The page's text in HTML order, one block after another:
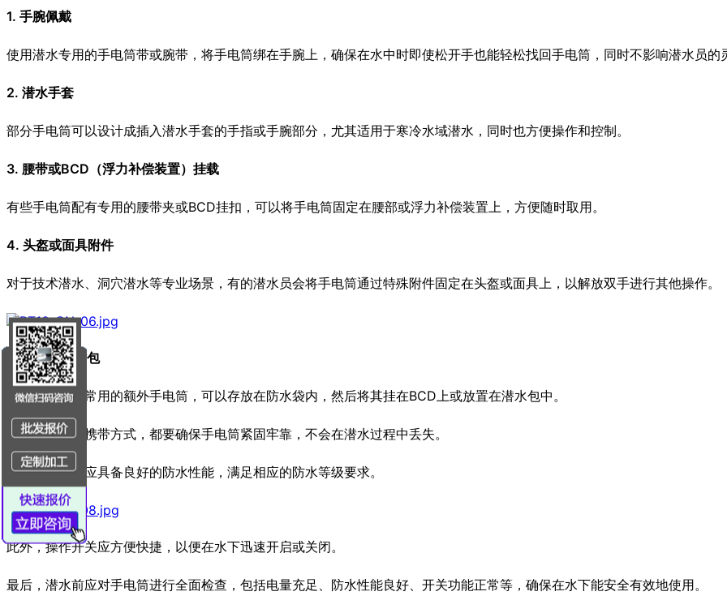
1. 手腕佩戴
使用潜水专用的手电筒带或腕带，将手电筒绑在手腕上，确保在水中时即使松开手也能轻松找回手电筒，同时不影响潜水员的
2. 潜水手套
部分手电筒可以设计成插入潜水手套的手指或手腕部分，尤其适用于寒冷水域潜水，同时也方便操作和控制。
3. 腰带或BCD（浮力补偿装置）挂载
有些手电筒配有专用的腰带夹或BCD挂扣，可以将手电筒固定在腰部或浮力补偿装置上，方便随时取用。
4. 头盔或面具附件
对于技术潜水、洞穴潜水等专业场景，有的潜水员会将手电筒通过特殊附件固定在头盔或面具上，以解放双手进行其他操作。
5. 防水袋或背包
对于备用或不常用的额外手电筒，可以存放在防水袋内，然后将其挂在BCD上或放置在潜水包中。
无论选择哪种携带方式，都要确保手电筒紧固牢靠，不会在潜水过程中丢失。
同时，手电筒应具备良好的防水性能，满足相应的防水等级要求。
此外，操作开关应方便快捷，以便在水下迅速开启或关闭。
最后，潜水前应对手电筒进行全面检查，包括电量充足、防水性能良好、开关功能正常等，确保在水下能安全有效地使用。